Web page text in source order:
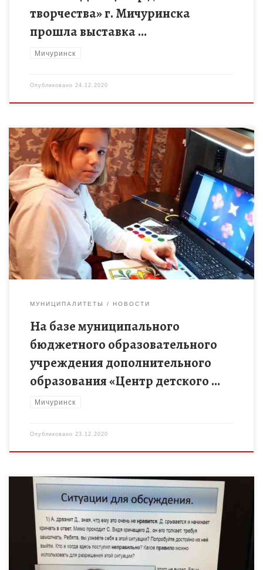
творчества» г. Мичуринска
прошла выставка …
Мичуринск
Опубликовано 24.12.2020
18 декабря на базе муниципального бюджетного
образовательного учреждения дополнительного
образования «Центр детского творчества», в рамках
федерального проекта «Успех каждого ребенка»
национального проекта «Образование», в дистанционном […]
МУНИЦИПАЛИТЕТЫ НОВОСТИ
На базе муниципального
бюджетного образовательного
учреждения дополнительного
образования «Центр детского …
Мичуринск
Опубликовано 23.12.2020
2.11.2020 на базе отдела социальной работы МБОУ ДО
«Центра детского творчества» с детьми и подростками
состоялась видеоконференция социально-педагогической
программы по профилактике наркомании, токсикомании,